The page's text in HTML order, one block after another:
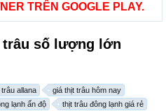
TRÊN GOOGLE PLAY.
trâu số lượng lớn
allana
giá thịt trâu hôm nay
lạnh ấn độ
thịt trâu đông lạnh giá rẻ